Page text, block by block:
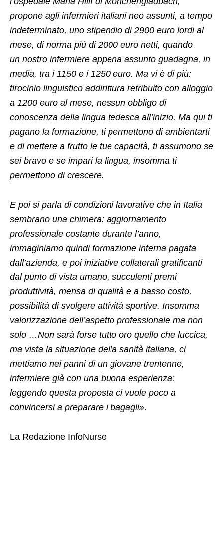
propone agli infermieri italiani neo assunti, a tempo
indeterminato, uno stipendio di 2900 euro lordi al
mese, di norma più di 2000 euro netti, quando
un nostro infermiere appena assunto guadagna, in
media, tra i 1150 e i 1250 euro. Ma vi è di più:
tirocinio linguistico addirittura retribuito con alloggio
a 1200 euro al mese, nessun obbligo di
conoscenza della lingua tedesca all’inizio. Ma qui ti
pagano la formazione, ti permettono di ambientarti
e di mettere a frutto le tue capacità, ti assumono se
sei bravo e se impari la lingua, insomma ti
permettono di crescere.
E poi si parla di condizioni lavorative che in Italia
sembrano una chimera: aggiornamento
professionale costante durante l’anno,
immaginiamo quindi formazione interna pagata
dall’azienda, e poi iniziative collaterali gratificanti
dal punto di vista umano, succulenti premi
produttività, mensa di qualità e a basso costo,
possibilità di svolgere attività sportive. Insomma
valorizzazione dell’aspetto professionale ma non
solo …Non sarà forse tutto oro quello che luccica,
ma vista la situazione della sanità italiana, ci
mettiamo nei panni di un giovane trentenne,
infermiere già con una buona esperienza:
leggendo questa proposta ci vuole poco a
convincersi a preparare i bagagli».
La Redazione InfoNurse